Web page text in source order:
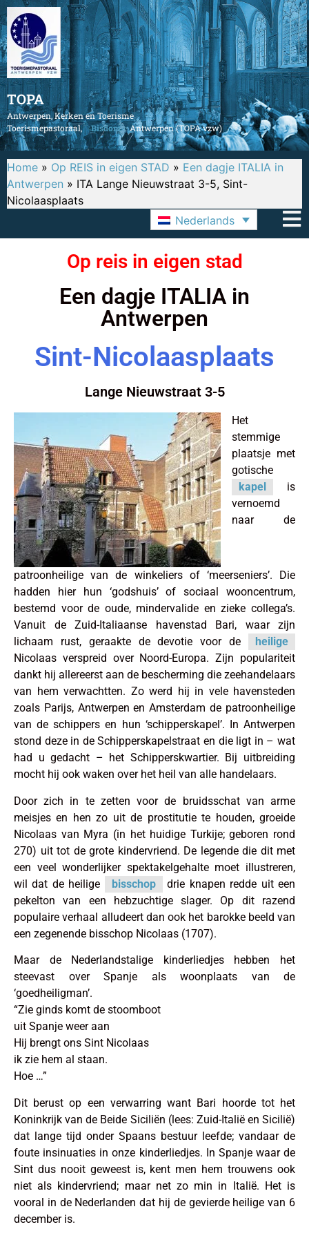
TOPA
Antwerpen, Kerken en Toerisme
Toerismepastoraal,
Bisdom Antwerpen (TOPA vzw)
Home » Op REIS in eigen STAD » Een dagje ITALIA in
Antwerpen » ITA Lange Nieuwstraat 3-5, Sint-
Nicolaasplaats
Nederlands
Op reis in eigen stad
Een dagje ITALIA in
Antwerpen
Sint-Nicolaasplaats
Lange Nieuwstraat 3-5
Het
stemmige
plaatsje met
gotische
kapel
is
vernoemd
naar de
patroonheilige van de winkeliers of ‘meerseniers’. Die
hadden hier hun ‘godshuis’ of sociaal wooncentrum,
bestemd voor de oude, mindervalide en zieke collega’s.
Vanuit de Zuid-Italiaanse havenstad Bari, waar zijn
lichaam rust, geraakte de devotie voor de
heilige
Nicolaas verspreid over Noord-Europa. Zijn populariteit
dankt hij allereerst aan de bescherming die zeehandelaars
van hem verwachtten. Zo werd hij in vele havensteden
zoals Parijs, Antwerpen en Amsterdam de patroonheilige
van de schippers en hun ‘schipperskapel’. In Antwerpen
stond deze in de Schipperskapelstraat en die ligt in – wat
had u gedacht – het Schipperskwartier. Bij uitbreiding
mocht hij ook waken over het heil van alle handelaars.
Door zich in te zetten voor de bruidsschat van arme
meisjes en hen zo uit de prostitutie te houden, groeide
Nicolaas van Myra (in het huidige Turkije; geboren rond
270) uit tot de grote kindervriend. De legende die dit met
een veel wonderlijker spektakelgehalte moet illustreren,
wil dat de heilige
bisschop
drie knapen redde uit een
pekelton van een hebzuchtige slager. Op dit razend
populaire verhaal alludeert dan ook het barokke beeld van
een zegenende bisschop Nicolaas (1707).
Maar de Nederlandstalige kinderliedjes hebben het
steevast over Spanje als woonplaats van de
‘goedheiligman’.
“Zie ginds komt de stoomboot
uit Spanje weer aan
Hij brengt ons Sint Nicolaas
ik zie hem al staan.
Hoe …”
Dit berust op een verwarring want Bari hoorde tot het
Koninkrijk van de Beide Siciliën (lees: Zuid-Italië en Sicilië)
dat lange tijd onder Spaans bestuur leefde; vandaar de
foute insinuaties in onze kinderliedjes. In Spanje waar de
Sint dus nooit geweest is, kent men hem trouwens ook
niet als kindervriend; maar net zo min in Italië. Het is
vooral in de Nederlanden dat hij de gevierde heilige van 6
december is.